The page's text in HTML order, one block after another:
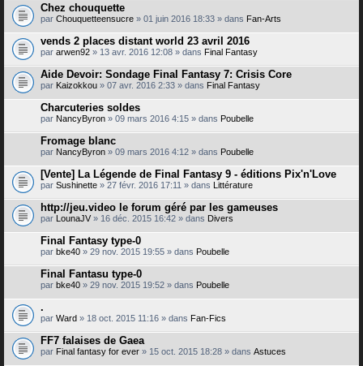
Chez chouquette
par Chouquetteensucre » 01 juin 2016 18:33 » dans Fan-Arts
vends 2 places distant world 23 avril 2016
par arwen92 » 13 avr. 2016 12:08 » dans Final Fantasy
Aide Devoir: Sondage Final Fantasy 7: Crisis Core
par Kaizokkou » 07 avr. 2016 2:33 » dans Final Fantasy
Charcuteries soldes
par NancyByron » 09 mars 2016 4:15 » dans Poubelle
Fromage blanc
par NancyByron » 09 mars 2016 4:12 » dans Poubelle
[Vente] La Légende de Final Fantasy 9 - éditions Pix'n'Love
par Sushinette » 27 févr. 2016 17:11 » dans Littérature
http://jeu.video le forum géré par les gameuses
par LounaJV » 16 déc. 2015 16:42 » dans Divers
Final Fantasy type-0
par bke40 » 29 nov. 2015 19:55 » dans Poubelle
Final Fantasu type-0
par bke40 » 29 nov. 2015 19:52 » dans Poubelle
.
par Ward » 18 oct. 2015 11:16 » dans Fan-Fics
FF7 falaises de Gaea
par Final fantasy for ever » 15 oct. 2015 18:28 » dans Astuces